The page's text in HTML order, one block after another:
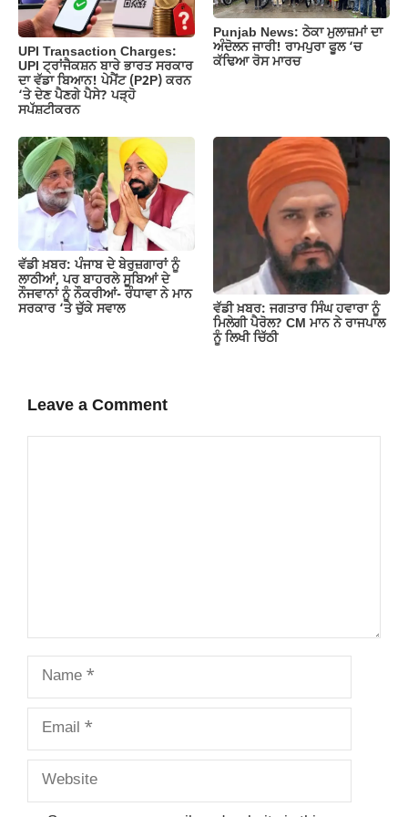
UPI Transaction Charges:
UPI ਟ੍ਰਾਂਜੈਕਸ਼ਨ ਬਾਰੇ ਭਾਰਤ ਸਰਕਾਰ
ਦਾ ਵੱਡਾ ਬਿਆਨ! ਪੇਮੈਂਟ (P2P) ਕਰਨ
‘ਤੇ ਦੇਣ ਪੈਣਗੇ ਪੈਸੇ? ਪੜ੍ਹੋ
ਸਪੱਸ਼ਟੀਕਰਨ
Punjab News: ਠੇਕਾ ਮੁਲਾਜ਼ਮਾਂ ਦਾ
ਅੰਦੋਲਨ ਜਾਰੀ! ਰਾਮਪੁਰਾ ਫੂਲ ‘ਚ
ਕੱਢਿਆ ਰੋਸ ਮਾਰਚ
ਵੱਡੀ ਖ਼ਬਰ: ਪੰਜਾਬ ਦੇ ਬੇਰੁਜ਼ਗਾਰਾਂ ਨੂੰ
ਲਾਠੀਆਂ, ਪਰ ਬਾਹਰਲੇ ਸੂਬਿਆਂ ਦੇ
ਨੌਜਵਾਨਾਂ ਨੂੰ ਨੌਕਰੀਆਂ- ਰੰਧਾਵਾ ਨੇ ਮਾਨ
ਸਰਕਾਰ ‘ਤੇ ਚੁੱਕੇ ਸਵਾਲ
ਵੱਡੀ ਖ਼ਬਰ: ਜਗਤਾਰ ਸਿੰਘ ਹਵਾਰਾ ਨੂੰ
ਮਿਲੇਗੀ ਪੈਰੋਲ? CM ਮਾਨ ਨੇ ਰਾਜਪਾਲ
ਨੂੰ ਲਿਖੀ ਚਿੱਠੀ
Leave a Comment
Name
Email
Website